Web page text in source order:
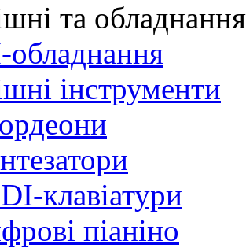
та обладнання
інструменти
клавіатури
піаніно